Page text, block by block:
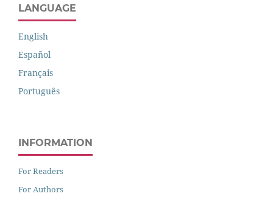
LANGUAGE
English
Español
Français
Português
INFORMATION
For Readers
For Authors